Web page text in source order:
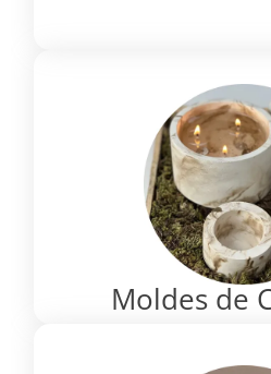
Moldes de